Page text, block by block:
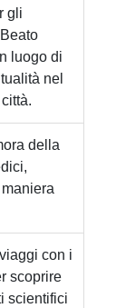
gli
luogo di
nel
della
con i
scoprire
scientifici